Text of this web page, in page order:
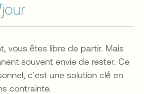
vous êtes libre de partir. Mais
souvent envie de rester. Ce
c’est une solution clé en
contrainte.